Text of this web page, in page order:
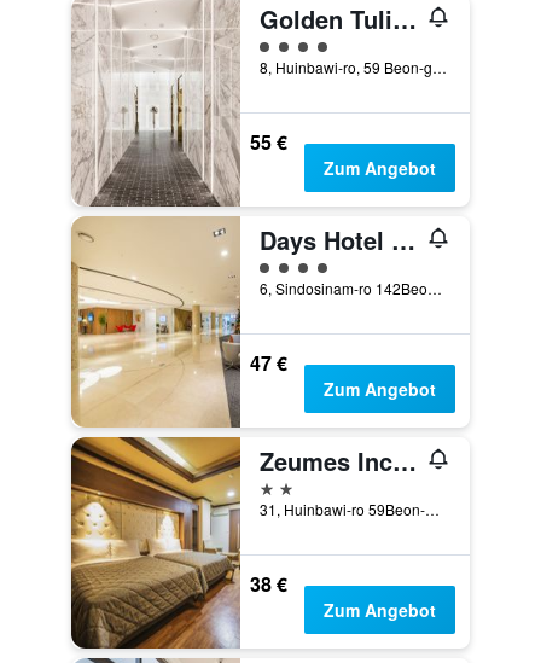
Golden Tulip Incheon Airport Hotel & Suites
Bewertungskategorie 4
8, Huinbawi-ro, 59 Beon-gil, Jung-gu, Incheon, Südkorea
55 €
Zum Angebot
Days Hotel & Suites by Wyndham Incheon Airport
Bewertungskategorie 4
6, Sindosinam-ro 142Beon-Gil, Incheon, Südkorea
47 €
Zum Angebot
Zeumes Incheon Airport Hotel
2 Sterne
31, Huinbawi-ro 59Beon-Gil, Jung-gu, Incheon, Südkorea
38 €
Zum Angebot